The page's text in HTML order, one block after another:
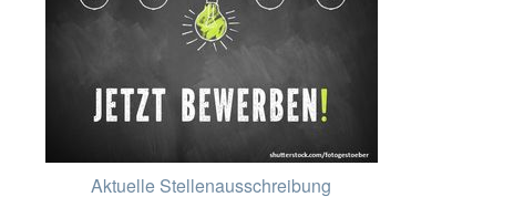
Aktuelle Stellenausschreibung